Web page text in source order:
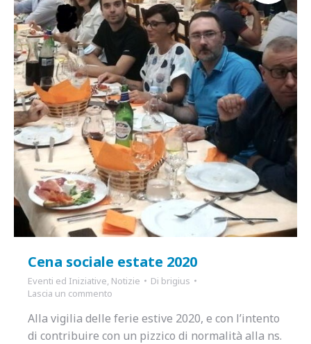
Cena sociale estate 2020
Eventi ed Iniziative, Notizie Di brigius
Lascia un commento
Alla vigilia delle ferie estive 2020, e con l’intento
di contribuire con un pizzico di normalità alla ns.